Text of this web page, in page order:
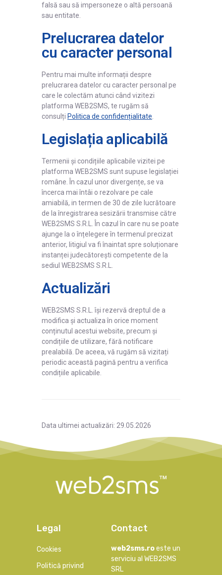
falsă sau să impersoneze o altă persoană
sau entitate.
Prelucrarea datelor
cu caracter personal
Pentru mai multe informații despre
prelucrarea datelor cu caracter personal pe
care le colectăm atunci când vizitezi
platforma WEB2SMS, te rugăm să
consulți Politica de confidențialitate
Legislația aplicabilă
Termenii și condițiile aplicabile vizitei pe
platforma WEB2SMS sunt supuse legislației
române. În cazul unor divergențe, se va
încerca mai întâi o rezolvare pe cale
amiabilă, in termen de 30 de zile lucrătoare
de la înregistrarea sesizării transmise către
WEB2SMS S.R.L. În cazul în care nu se poate
ajunge la o înțelegere în termenul precizat
anterior, litigiul va fi înaintat spre soluționare
instanței judecătorești competente de la
sediul WEB2SMS S.R.L.
Actualizări
WEB2SMS S.R.L. își rezervă dreptul de a
modifica și actualiza în orice moment
conținutul acestui website, precum și
condițiile de utilizare, fără notificare
prealabilă. De aceea, vă rugăm să vizitați
periodic această pagină pentru a verifica
condițiile aplicabile.
Data ultimei actualizări: 29.05.2026
Legal
Cookies
Politică privind
Contact
web2sms.roeste un
serviciu al WEB2SMS
SRL